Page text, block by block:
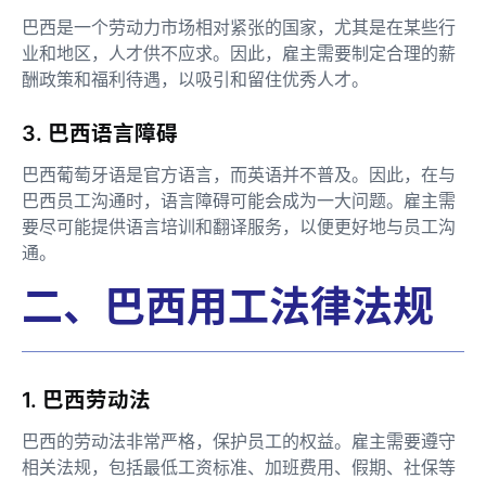
巴西是一个劳动力市场相对紧张的国家，尤其是在某些行
业和地区，人才供不应求。因此，雇主需要制定合理的薪
酬政策和福利待遇，以吸引和留住优秀人才。
3. 巴西语言障碍
巴西葡萄牙语是官方语言，而英语并不普及。因此，在与
巴西员工沟通时，语言障碍可能会成为一大问题。雇主需
要尽可能提供语言培训和翻译服务，以便更好地与员工沟
通。
二、巴西用工法律法规
1. 巴西劳动法
巴西的劳动法非常严格，保护员工的权益。雇主需要遵守
相关法规，包括最低工资标准、加班费用、假期、社保等